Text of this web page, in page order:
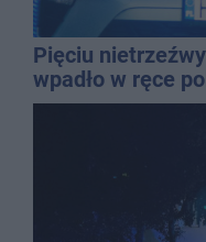
Pięciu
wpadło w ręce
promila